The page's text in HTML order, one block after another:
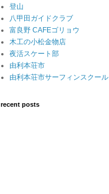
登山
八甲田ガイドクラブ
富良野 CAFEゴリョウ
木工の小松金物店
夜活スケート部
由利本荘市
由利本荘市サーフィンスクール
recent posts